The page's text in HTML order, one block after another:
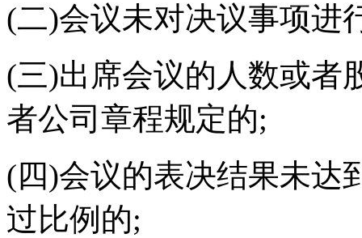
(二)会议未对决议事项进
(三)出席会议的人数或者
者公司章程规定的;
(四)会议的表决结果未达
过比例的;